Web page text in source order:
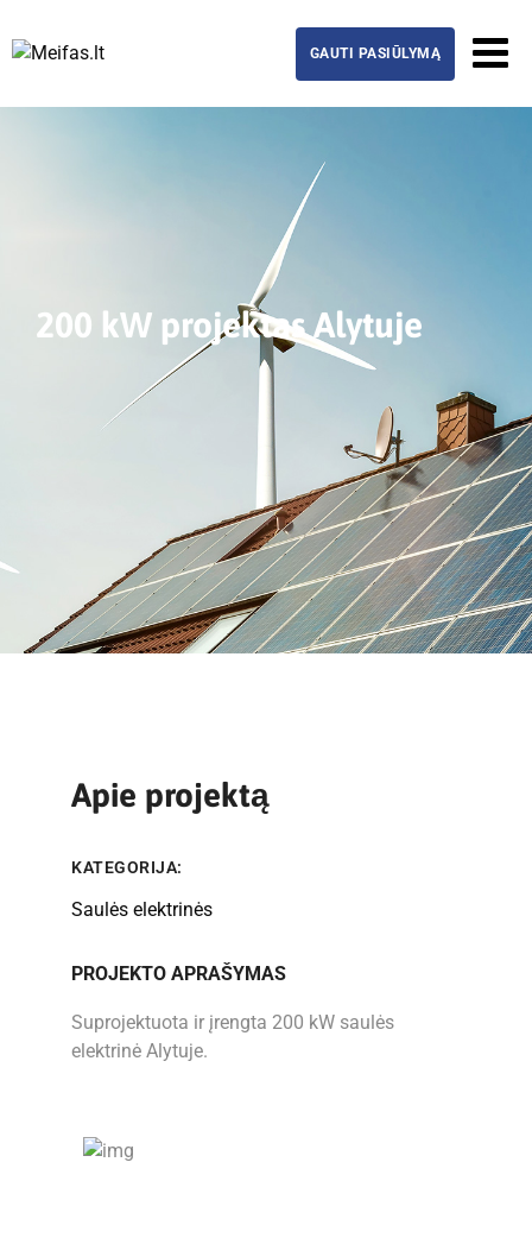
GAUTI PASIŪLYMĄ
200 kW projektas Alytuje
Apie projektą
KATEGORIJA:
Saulės elektrinės
PROJEKTO APRAŠYMAS
Suprojektuota ir įrengta 200 kW saulės
elektrinė Alytuje.